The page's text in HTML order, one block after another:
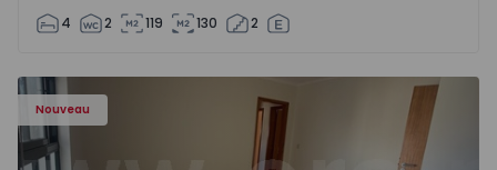
4 2 119 130 2
Nouveau
- 15
Appartement T3 Sintra, Algueirão-Mem Martins -